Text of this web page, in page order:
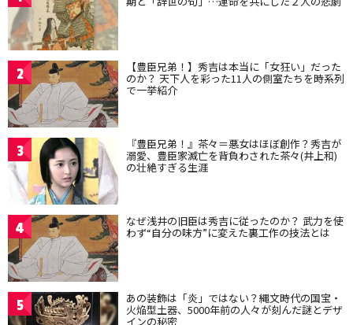
2 【豊臣兄弟！】秀吉は本当に「女狂い」だった
のか？ 天下人を彩った11人の側室たちを時系列
で一挙紹介
3 『豊臣兄弟！』茶々＝悪女はほぼ創作？秀吉が
溺愛、豊臣家滅亡を背負わされた茶々(井上和)
の壮絶すぎる生涯
4 なぜ浅井の旧臣は秀吉に従ったのか？ 武力を使
わず“自分の味方”に変えた裏工作の技法とは
5 あの装飾は「炎」ではない？縄文時代の国宝・
火焔型土器、5000年前の人々が刻んだ謎とデザ
インの秘密